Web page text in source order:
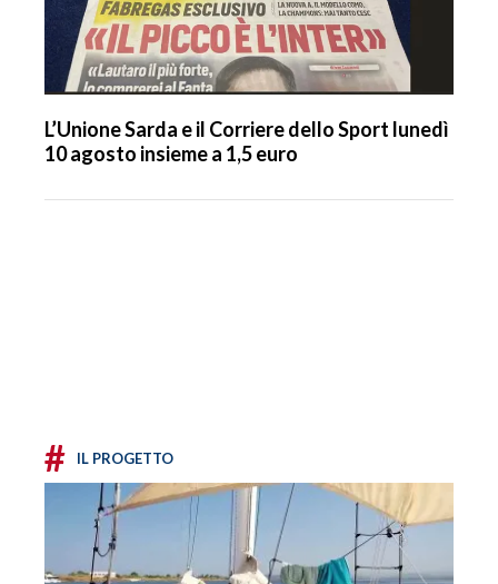
L’Unione Sarda e il Corriere dello Sport lunedì
10 agosto insieme a 1,5 euro
# IL PROGETTO